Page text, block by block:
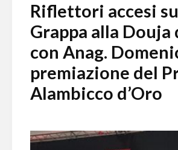
Riflettori accesi
Grappa alla Douja
con Anag.
premiazione del
Alambicco d’Oro